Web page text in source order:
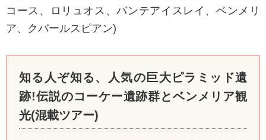
コース、ロリュオス、バンテアイスレイ、ベンメリ
ア、クバールスピアン)
知る人ぞ知る、人気の巨大ピラミッド遺
跡!伝説のコーケー遺跡群とベンメリア観
光(混載ツアー)